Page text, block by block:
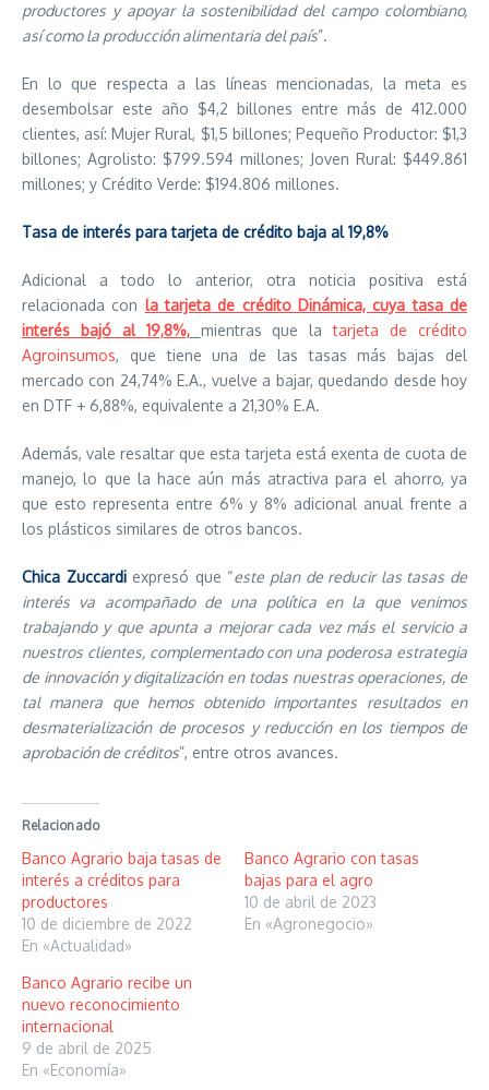
productores y apoyar la sostenibilidad del campo colombiano,
así como la producción alimentaria del país”.
En lo que respecta a las líneas mencionadas, la meta es
desembolsar este año $4,2 billones entre más de 412.000
clientes, así: Mujer Rural, $1,5 billones; Pequeño Productor: $1,3
billones; Agrolisto: $799.594 millones; Joven Rural: $449.861
millones; y Crédito Verde: $194.806 millones.
Tasa de interés para tarjeta de crédito baja al 19,8%
Adicional a todo lo anterior, otra noticia positiva está
relacionada con la tarjeta de crédito Dinámica, cuya tasa de
interés bajó al 19,8%,
mientras que latarjeta de crédito
Agroinsumos, que tiene una de las tasas más bajas del
mercado con 24,74% E.A., vuelve a bajar, quedando desde hoy
en DTF + 6,88%, equivalente a 21,30% E.A.
Además, vale resaltar que esta tarjeta está exenta de cuota de
manejo, lo que la hace aún más atractiva para el ahorro, ya
que esto representa entre 6% y 8% adicional anual frente a
los plásticos similares de otros bancos.
Chica Zuccardi expresó que “este plan de reducir las tasas de
interés va acompañado de una política en la que venimos
trabajando y que apunta a mejorar cada vez más el servicio a
nuestros clientes, complementado con una poderosa estrategia
de innovación y digitalización en todas nuestras operaciones, de
tal manera que hemos obtenido importantes resultados en
desmaterialización de procesos y reducción en los tiempos de
aprobación de créditos”, entre otros avances.
Relacionado
Banco Agrario baja tasas de
interés a créditos para
productores
10 de diciembre de 2022
En «Actualidad»
Banco Agrario con tasas
bajas para el agro
10 de abril de 2023
En «Agronegocio»
Banco Agrario recibe un
nuevo reconocimiento
internacional
9 de abril de 2025
En «Economía»